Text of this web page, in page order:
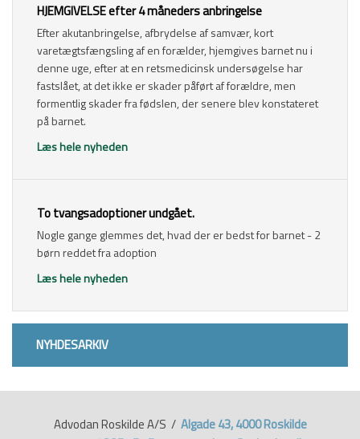
​HJEMGIVELSE efter 4 måneders anbringelse
Efter akutanbringelse, afbrydelse af samvær, kort
varetægtsfængsling af en forælder, hjemgives barnet nu i
denne uge, efter at en retsmedicinsk undersøgelse har
fastslået, at det ikke er skader påført af forældre, men
formentlig skader fra fødslen, der senere blev konstateret
på barnet.
Læs hele nyheden
​To tvangsadoptioner undgået.
Nogle gange glemmes det, hvad der er bedst for barnet - 2
børn reddet fra adoption
Læs hele nyheden
NYHDESARKIV​
Advodan Roskilde A/S / Algade 43, 4000 Roskilde